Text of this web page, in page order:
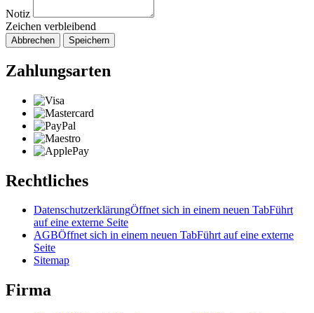
Notiz
Zeichen verbleibend
Abbrechen Speichern
Zahlungsarten
Rechtliches
DatenschutzerklärungÖffnet sich in einem neuen TabFührt
auf eine externe Seite
AGBÖffnet sich in einem neuen TabFührt auf eine externe
Seite
Sitemap
Firma